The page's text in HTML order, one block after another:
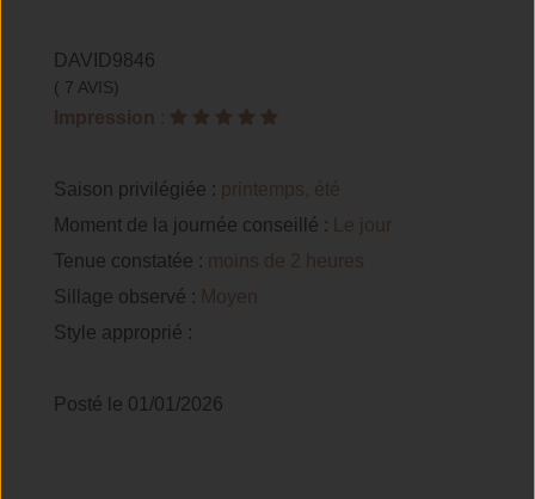
DAVID9846
( 7 AVIS)
Impression :
Saison privilégiée : printemps, été
Moment de la journée conseillé :
Le jour
Tenue constatée :
moins de 2 heures
Sillage observé : Moyen
Style approprié :
Posté le 01/01/2026